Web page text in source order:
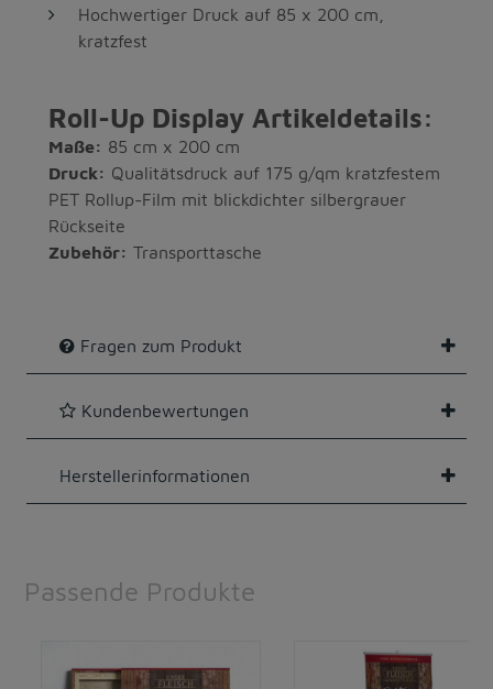
Hochwertiger Druck auf 85 x 200 cm,
kratzfest
Roll-Up Display Artikeldetails:
Maße: 85 cm x 200 cm
Druck: Qualitätsdruck auf 175 g/qm kratzfestem
PET Rollup-Film mit blickdichter silbergrauer
Rückseite
Zubehör: Transporttasche
Fragen zum Produkt
Kundenbewertungen
Herstellerinformationen
Passende Produkte